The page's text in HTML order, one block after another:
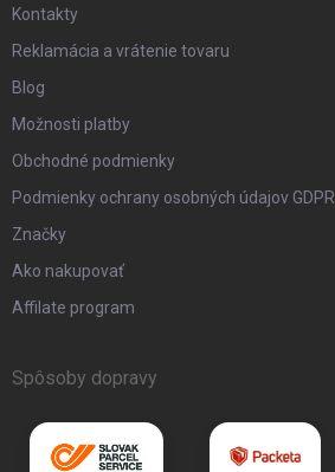
Kontakty
Reklamácia a vrátenie tovaru
Blog
Možnosti platby
Obchodné podmienky
Podmienky ochrany osobných údajov GDPR
Značky
Ako nakupovať
Affilate program
Spôsoby dopravy